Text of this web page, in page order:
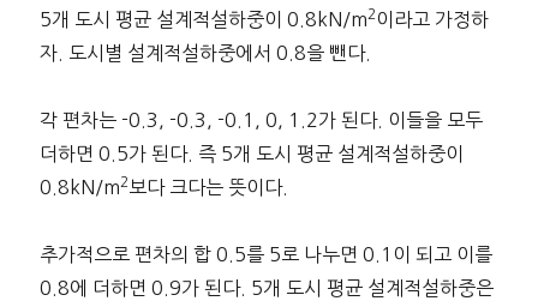
5개 도시 평균 설계적설하중이 0.8kN/m2 이라고 가정하
자. 도시별 설계적설하중에서 0.8을 뺀다.
각 편차는 -0.3, -0.3, -0.1, 0, 1.2가 된다. 이들을 모두
더하면 0.5가 된다. 즉 5개 도시 평균 설계적설하중이
0.8kN/m2 보다 크다는 뜻이다.
추가적으로 편차의 합 0.5를 5로 나누면 0.1이 되고 이를
0.8에 더하면 0.9가 된다. 5개 도시 평균 설계적설하중은